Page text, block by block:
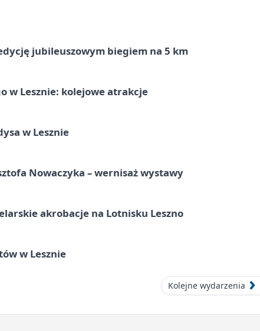
jubileuszowym biegiem na 5 km
w Lesznie: kolejowe atrakcje
w Lesznie
Nowaczyka – wernisaż wystawy
akrobacje na Lotnisku Leszno
w Lesznie
Kolejne wydarzenia